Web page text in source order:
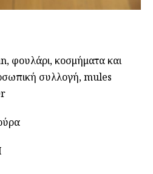
φουλάρι, κοσμήματα και
συλλογή, mules